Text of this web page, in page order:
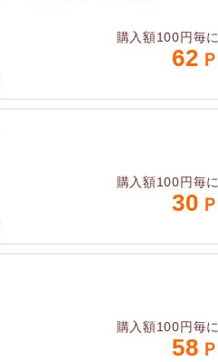
購入額100円毎に
62
購入額100円毎に
30
購入額100円毎に
58